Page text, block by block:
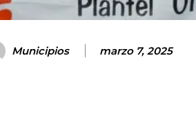
Municipios marzo 7, 2025